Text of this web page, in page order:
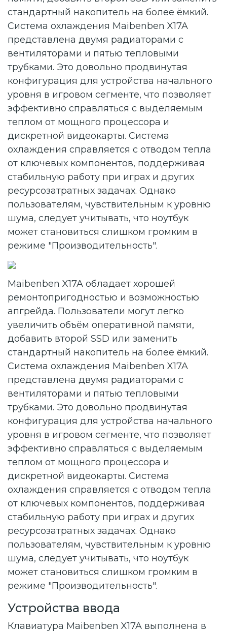
стандартный накопитель на более ёмкий.
Система охлаждения Maibenben X17A
представлена двумя радиаторами с
вентиляторами и пятью тепловыми
трубками. Это довольно продвинутая
конфигурация для устройства начального
уровня в игровом сегменте, что позволяет
эффективно справляться с выделяемым
теплом от мощного процессора и
дискретной видеокарты. Система
охлаждения справляется с отводом тепла
от ключевых компонентов, поддерживая
стабильную работу при играх и других
ресурсозатратных задачах. Однако
пользователям, чувствительным к уровню
шума, следует учитывать, что ноутбук
может становиться слишком громким в
режиме "Производительность".
Maibenben X17A обладает хорошей
ремонтопригодностью и возможностью
апгрейда. Пользователи могут легко
увеличить объём оперативной памяти,
добавить второй SSD или заменить
стандартный накопитель на более ёмкий.
Система охлаждения Maibenben X17A
представлена двумя радиаторами с
вентиляторами и пятью тепловыми
трубками. Это довольно продвинутая
конфигурация для устройства начального
уровня в игровом сегменте, что позволяет
эффективно справляться с выделяемым
теплом от мощного процессора и
дискретной видеокарты. Система
охлаждения справляется с отводом тепла
от ключевых компонентов, поддерживая
стабильную работу при играх и других
ресурсозатратных задачах. Однако
пользователям, чувствительным к уровню
шума, следует учитывать, что ноутбук
может становиться слишком громким в
режиме "Производительность".
Устройства ввода
Клавиатура Maibenben X17A выполнена в